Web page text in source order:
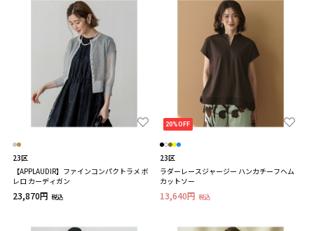
23区
【APPLAUDIR】ファインコンパクトラメ ボ
レロ カーディガン
23,870円 税込
20%OFF
23区
ラダーレースジャージー ハンカチーフヘム
カットソー
13,640円 税込